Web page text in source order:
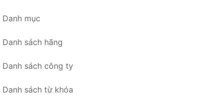
Danh mục
Danh sách hãng
Danh sách công ty
Danh sách từ khóa